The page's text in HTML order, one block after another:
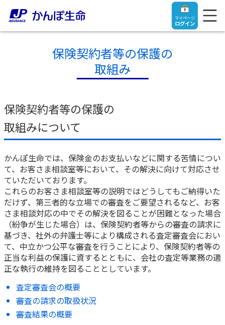
マイページ
ログイン
ご契約者さま
ご契約者さま
マイページログイン
入院保険金・手術保険金のご請求
お手続き一覧
きっかけ・できごとから探す
保険をご検討中のお客さま
終身保険
養老保険
定期保険
学資保険
長寿支援保険
法人のお客さま
【まずはご相談ください】企業経営でお悩みの方はこ
ちら
法人のお客さま向け商品一覧
目的から探す
お役立ち情報
かんぽ生命の団体取扱い
法人向け資料請求
お役立ち情報
かんぽのLifeサポートナビ
かんぽ生命について
かんぽ生命について
よくあるご質問
お問い合わせ
保険契約者等の保護の
取組み
保険契約者等の保護の
取組みについて
かんぽ生命では、保険金のお支払いなどに関する苦情につい
て、お客さま相談室等において、その解決に向けて対応させ
ていただいております。
これらのお客さま相談室等の説明ではどうしてもご納得いた
だけず、第三者的な立場での審査をご要望されるなど、お客
さま相談対応の中でその解決を図ることが困難となった場合
（紛争が生じた場合）は、保険契約者等からの審査の請求に
基づき、社外の弁護士等により構成される査定審査会におい
て、中立かつ公平な審査を行うことにより、保険契約者等の
正当な利益の保護に資するとともに、会社の査定等業務の適
正な執行の維持を図ることとしています。
査定審査会の概要
審査の請求の取扱状況
審査結果の概要